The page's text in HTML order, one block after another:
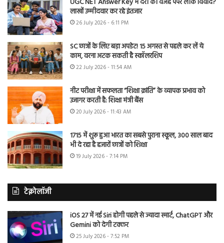
लाखों उम्मीदवार कर रहे इंतजार
26 July 2026 - 6:11 PM
SC छात्रों के लिए बड़ा अपडेट! 15 अगस्त से पहले कर लें ये
काम, वरना अटक सकती है स्कॉलरशिप
22 July 2026 - 11:54 AM
नीट परीक्षा में सफलता “शिक्षा क्रांति” के व्यापक प्रभाव को
उजागर करती है: शिक्षा मंत्री बैंस
20 July 2026 - 11:43 AM
1715 में शुरू हुआ भारत का सबसे पुराना स्कूल, 300 साल बाद
भी दे रहा है हजारों छात्रों को शिक्षा
19 July 2026 - 7:14 PM
टेक्नोलॉजी
iOS 27 में नई Siri होगी पहले से ज्यादा स्मार्ट, ChatGPT और
Gemini को देगी टक्कर
25 July 2026 - 7:52 PM